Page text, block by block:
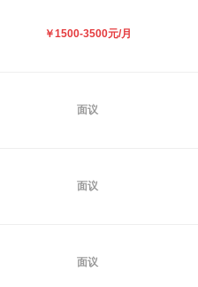
￥1500-3500元/月
面议
面议
面议